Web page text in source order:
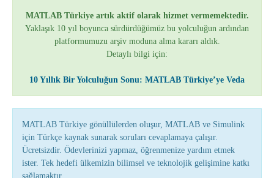
MATLAB Türkiye artık aktif olarak hizmet vermemektedir.
Yaklaşık 10 yıl boyunca sürdürdüğümüz bu yolculuğun ardından
platformumuzu arşiv moduna alma kararı aldık.
Detaylı bilgi için:
10 Yıllık Bir Yolculuğun Sonu: MATLAB Türkiye’ye Veda
MATLAB Türkiye gönüllülerden oluşur, MATLAB ve Simulink
için Türkçe kaynak sunarak soruları cevaplamaya çalışır.
Ücretsizdir. Ödevlerinizi yapmaz, öğrenmenize yardım etmek
ister. Tek hedefi ülkemizin bilimsel ve teknolojik gelişimine katkı
sağlamaktır.